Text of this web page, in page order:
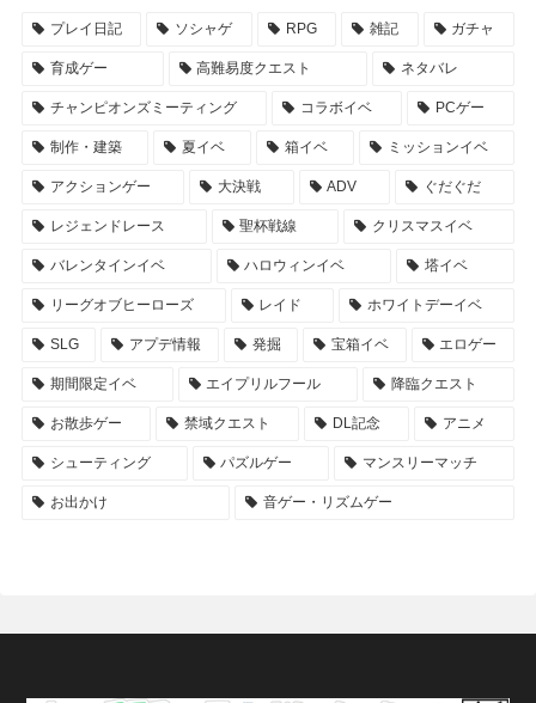
プレイ日記 ソシャゲ RPG 雑記 ガチャ
育成ゲー 高難易度クエスト ネタバレ
チャンピオンズミーティング コラボイベ PCゲー
制作・建築 夏イベ 箱イベ ミッションイベ
アクションゲー 大決戦 ADV ぐだぐだ
レジェンドレース 聖杯戦線 クリスマスイベ
バレンタインイベ ハロウィンイベ 塔イベ
リーグオブヒーローズ レイド ホワイトデーイベ
SLG アプデ情報 発掘 宝箱イベ エロゲー
期間限定イベ エイプリルフール 降臨クエスト
お散歩ゲー 禁域クエスト DL記念 アニメ
シューティング パズルゲー マンスリーマッチ
お出かけ 音ゲー・リズムゲー